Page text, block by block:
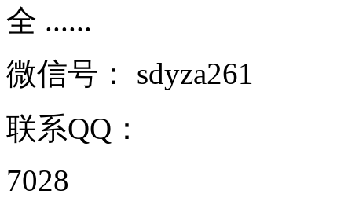
全 ......
微信号： sdyza261
联系QQ：
7028